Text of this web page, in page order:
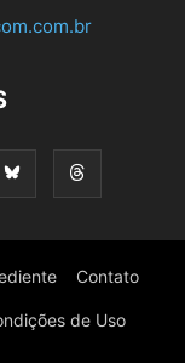
Contato
de Uso